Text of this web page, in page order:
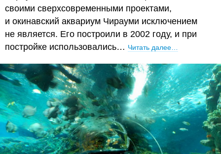
своими сверхсовременными проектами,
и окинавский аквариум Чирауми исключением
не является. Его построили в 2002 году, и при
постройке использовались… Читать далее…